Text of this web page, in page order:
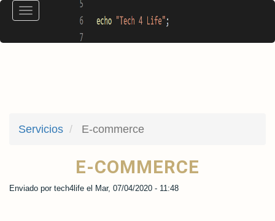
PasarToggle
Servicios E-commerce
E-COMMERCE
Enviado por tech4life el Mar, 07/04/2020 - 11:48